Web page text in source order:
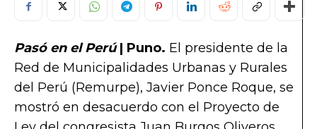
Pasó en el Perú| Puno. El presidente de la
Red de Municipalidades Urbanas y Rurales
del Perú (Remurpe), Javier Ponce Roque, se
mostró en desacuerdo con el Proyecto de